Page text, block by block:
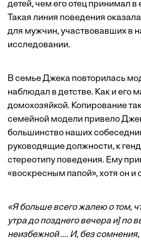
детей, чем его отец принимал в
Такая линия поведения
для мужчин, участвовавших в
исследовании.
В семье Джека повторилась
наблюдал в детстве. Как и его
домохозяйкой. Копирование
семейной модели привело
большинство наших
руководящие должности, к
стереотипу поведения. Ему
«воскресным папой», хотя он и
«Я больше всего жалею о том,
утра до позднего вечера и] по
неизбежной …. И, без